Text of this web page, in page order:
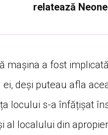
relatează
mașina a fost
deși puteau afla
locului s-a înfățișat
al localului din